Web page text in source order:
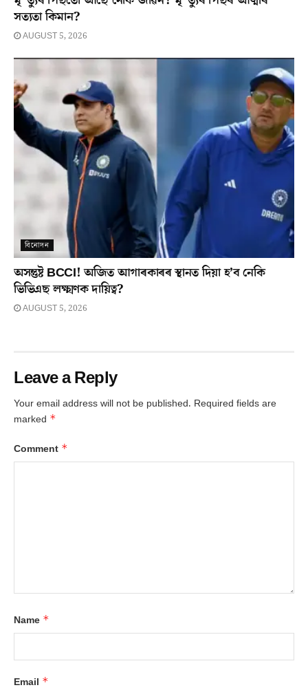
সত্যতা কিমান?
AUGUST 5, 2026
বিনোদন
অসন্তুষ্ট BCCI! অজিত আগাৰকাৰৰ স্থানত দিয়া হ’ব নেকি
ভিভিএছ লক্ষ্মণক দায়িত্ব?
AUGUST 5, 2026
Leave a Reply
Your email address will not be published. Required fields are
marked *
Comment *
Name *
Email *